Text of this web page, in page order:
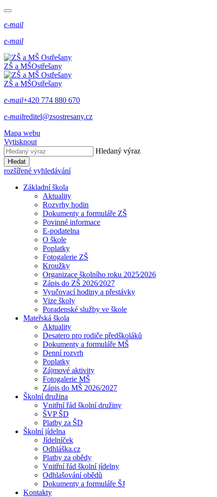
e-mail
e-mail
ZŠ a MŠOstřešany
ZŠ a MŠOstřešany
e-mail+420 774 880 670
e-mailreditel@zsostresany.cz
Mapa webu
Vytisknout
Hledaný výraz
Hledat
rozšířené vyhledávání
Základní škola
Aktuality
Rozvrhy hodin
Dokumenty a formuláře ZŠ
Povinné informace
E-podatelna
O škole
Poplatky
Fotogalerie ZŠ
Kroužky
Organizace školního roku 2025⁄2026
Zápis do ZŠ 2026⁄2027
Vyučovací hodiny a přestávky
Vize školy
Poradenské služby ve škole
Mateřská škola
Aktuality
Desatero pro rodiče předškoláků
Dokumenty a formuláře MŠ
Denní rozvrh
Poplatky
Zájmové aktivity
Fotogalerie MŠ
Zápis do MŠ 2026/2027
Školní družina
Vnitřní řád školní družiny
ŠVP ŠD
Platby za ŠD
Školní jídelna
Jídelníček
Odhláška.cz
Platby za obědy
Vnitřní řád školní jídelny
Odhlašování obědů
Dokumenty a formuláře ŠJ
Kontakty